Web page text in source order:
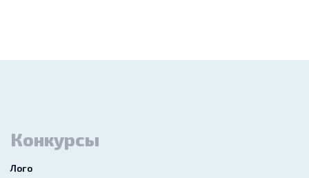
Конкурсы
Лого